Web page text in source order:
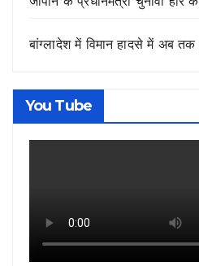
बांग्लादेश में विमान हादसे में अब
You Tube